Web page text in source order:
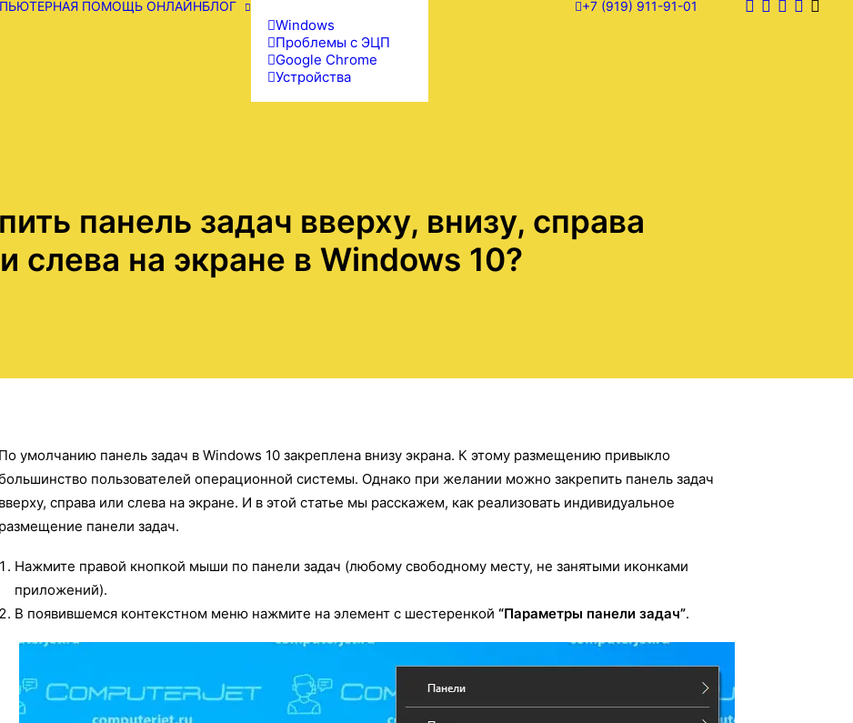
ПОМОЩЬ ОНЛАЙНБЛОГ
Windows
Проблемы с ЭЦП
Google Chrome
Устройства
+7 (919) 911-91-01
панель задач вверху, внизу, справа
слева на экране в Windows 10?
По умолчанию панель задач в Windows 10 закреплена внизу экрана. К этому размещению привыкло
пользователей операционной системы. Однако при желании можно закрепить панель задач
вверху, справа или слева на экране. И в этой статье мы расскажем, как реализовать индивидуальное
размещение панели задач.
Нажмите правой кнопкой мыши по панели задач (любому свободному месту, не занятыми иконками
приложений).
В появившемся контекстном меню нажмите на элемент с шестеренкой “Параметры панели задач”.